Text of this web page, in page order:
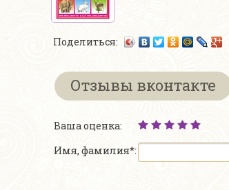
Поделиться:
Отзывы вконтакте
Ваша оценка:
Имя, фамилия*: